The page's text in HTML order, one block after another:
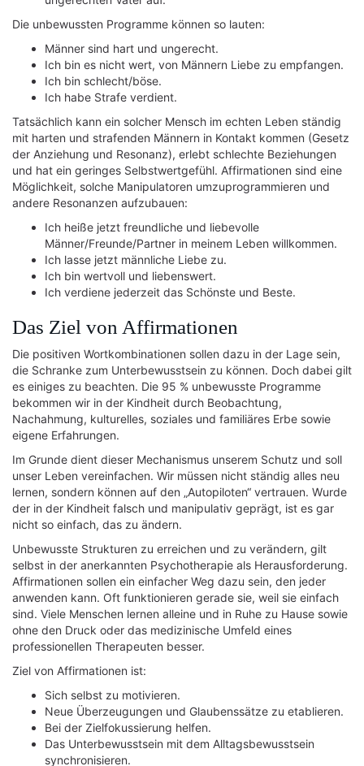
Die unbewussten Programme können so lauten:
Männer sind hart und ungerecht.
Ich bin es nicht wert, von Männern Liebe zu empfangen.
Ich bin schlecht/böse.
Ich habe Strafe verdient.
Tatsächlich kann ein solcher Mensch im echten Leben ständig
mit harten und strafenden Männern in Kontakt kommen (Gesetz
der Anziehung und Resonanz), erlebt schlechte Beziehungen
und hat ein geringes Selbstwertgefühl. Affirmationen sind eine
Möglichkeit, solche Manipulatoren umzuprogrammieren und
andere Resonanzen aufzubauen:
Ich heiße jetzt freundliche und liebevolle
Männer/Freunde/Partner in meinem Leben willkommen.
Ich lasse jetzt männliche Liebe zu.
Ich bin wertvoll und liebenswert.
Ich verdiene jederzeit das Schönste und Beste.
Das Ziel von Affirmationen
Die positiven Wortkombinationen sollen dazu in der Lage sein,
die Schranke zum Unterbewusstsein zu können. Doch dabei gilt
es einiges zu beachten. Die 95 % unbewusste Programme
bekommen wir in der Kindheit durch Beobachtung,
Nachahmung, kulturelles, soziales und familiäres Erbe sowie
eigene Erfahrungen.
Im Grunde dient dieser Mechanismus unserem Schutz und soll
unser Leben vereinfachen. Wir müssen nicht ständig alles neu
lernen, sondern können auf den „Autopiloten“ vertrauen. Wurde
der in der Kindheit falsch und manipulativ geprägt, ist es gar
nicht so einfach, das zu ändern.
Unbewusste Strukturen zu erreichen und zu verändern, gilt
selbst in der anerkannten Psychotherapie als Herausforderung.
Affirmationen sollen ein einfacher Weg dazu sein, den jeder
anwenden kann. Oft funktionieren gerade sie, weil sie einfach
sind. Viele Menschen lernen alleine und in Ruhe zu Hause sowie
ohne den Druck oder das medizinische Umfeld eines
professionellen Therapeuten besser.
Ziel von Affirmationen ist:
Sich selbst zu motivieren.
Neue Überzeugungen und Glaubenssätze zu etablieren.
Bei der Zielfokussierung helfen.
Das Unterbewusstsein mit dem Alltagsbewusstsein
synchronisieren.